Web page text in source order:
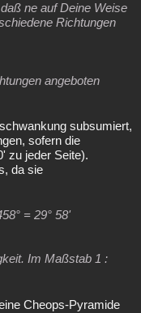
ne auf Deine Weise
Richtungen
angeboten
subsumiert,
sofern die
zu jeder Seite).
da sie
= 29° 58'
Im Maßstab 1 :
Cheops-Pyramide